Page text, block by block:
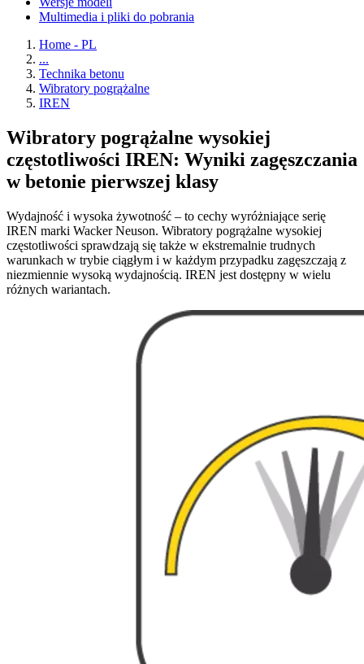
Multimedia i pliki do pobrania
Home - PL
...
Technika betonu
Wibratory pogrążalne
IREN
Wibratory pogrążalne wysokiej
częstotliwości IREN: Wyniki zagęszczania
w betonie pierwszej klasy
Wydajność i wysoka żywotność – to cechy wyróżniające serię
IREN marki Wacker Neuson. Wibratory pogrążalne wysokiej
częstotliwości sprawdzają się także w ekstremalnie trudnych
warunkach w trybie ciągłym i w każdym przypadku zagęszczają z
niezmiennie wysoką wydajnością. IREN jest dostępny w wielu
różnych wariantach.